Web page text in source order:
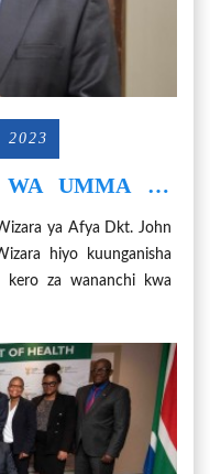
2023
UMMA NI
ya Afya Dkt. John
hiyo kuunganisha
za wananchi kwa